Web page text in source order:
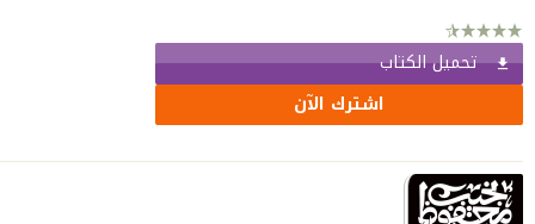
تحميل الكتاب
اشترك الآن